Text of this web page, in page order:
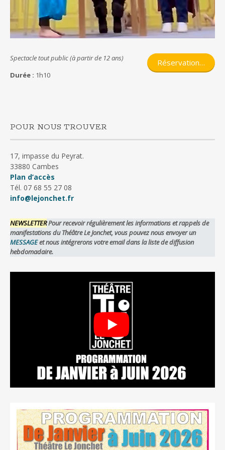
Réservation…
Spectacle tout public (à partir de 12 ans)
Durée : 1h10
POUR NOUS TROUVER
17, impasse du Peyrat.
33880 Cambes
Plan d’accès
Tél. 07 68 55 27 08
info@lejonchet.fr
NEWSLETTERPour recevoir régulièrement les informations et rappels de
manifestations du Théâtre Le Jonchet, vous pouvez nous envoyer un
MESSAGEet nous intégrerons votre email dans la liste de diffusion
hebdomadaire.